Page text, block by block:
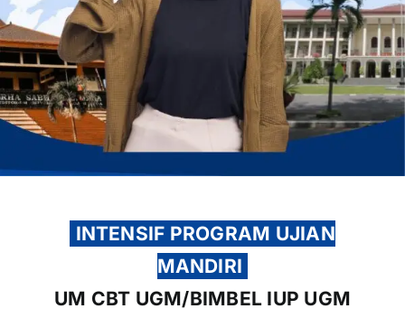
OUR PROGRAM
REGISTRATION
CONTACT US
INTENSIF PROGRAM UJIAN
MANDIRI
UM CBT UGM/BIMBEL IUP UGM